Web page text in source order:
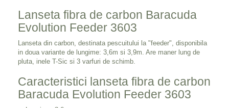
Lanseta fibra de carbon Baracuda
Evolution Feeder 3603
Lanseta din carbon, destinata pescuitului la "feeder", disponibila
in doua variante de lungime: 3,6m si 3,9m. Are maner lung de
pluta, inele T-Sic si 3 varfuri de schimb.
Caracteristici lanseta fibra de carbon
Baracuda Evolution Feeder 3603